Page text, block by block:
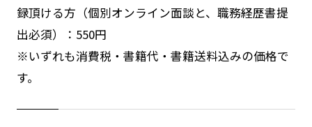
録頂ける方（個別オンライン面談と、職務経歴書提
出必須）：550円
※いずれも消費税・書籍代・書籍送料込みの価格で
す。